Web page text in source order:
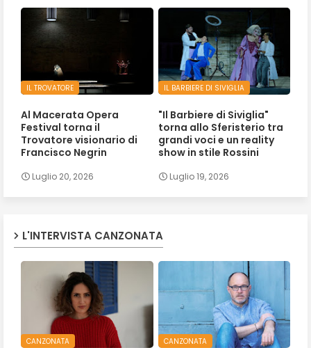
IL TROVATORE
Al Macerata Opera
Festival torna il
Trovatore visionario di
Francisco Negrin
Luglio 20, 2026
IL BARBIERE DI SIVIGLIA
"Il Barbiere di Siviglia"
torna allo Sferisterio tra
grandi voci e un reality
show in stile Rossini
Luglio 19, 2026
L'INTERVISTA CANZONATA
CANZONATA CANZONATA